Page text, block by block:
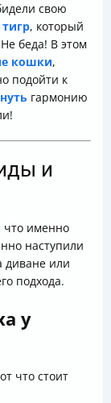
или
с
для
свою
, который
беда! В этом
кошки,
подойти к
гармонию
и
именно
наступили
диване или
подхода.
у
что стоит